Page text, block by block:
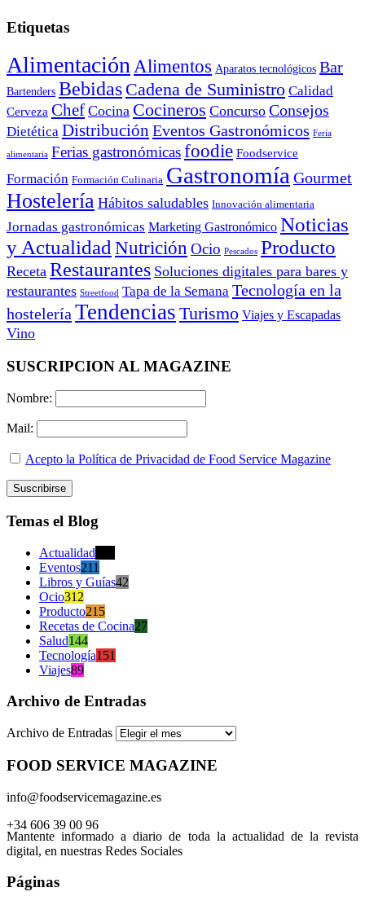
Etiquetas
Alimentación Alimentos Aparatos tecnológicos Bar
Bartenders Bebidas Cadena de Suministro Calidad
Cerveza Chef Cocina Cocineros Concurso Consejos
Dietética Distribución Eventos Gastronómicos Feria
alimentaria Ferias gastronómicasfoodie Foodservice
Formación Formación Culinaria Gastronomía Gourmet
Hostelería Hábitos saludables Innovación alimentaria
Jornadas gastronómicas Marketing Gastronómico Noticias
y Actualidad Nutrición Ocio Pescados Producto
Receta Restaurantes Soluciones digitales para bares y
restaurantes Streetfood Tapa de la Semana Tecnología en la
hostelería Tendencias Turismo Viajes y Escapadas
Vino
SUSCRIPCION AL MAGAZINE
Nombre:
Mail:
Acepto la Política de Privacidad de Food Service Magazine
Temas el Blog
Actualidad
Eventos211
Libros y Guías42
Ocio312
Producto215
Recetas de Cocina27
Salud144
Tecnología151
Viajes89
Archivo de Entradas
Archivo de Entradas
FOOD SERVICE MAGAZINE
info@foodservicemagazine.es
+34 606 39 00 96
Mantente informado a diario de toda la actualidad de la revista
digital, en nuestras Redes Sociales
Páginas